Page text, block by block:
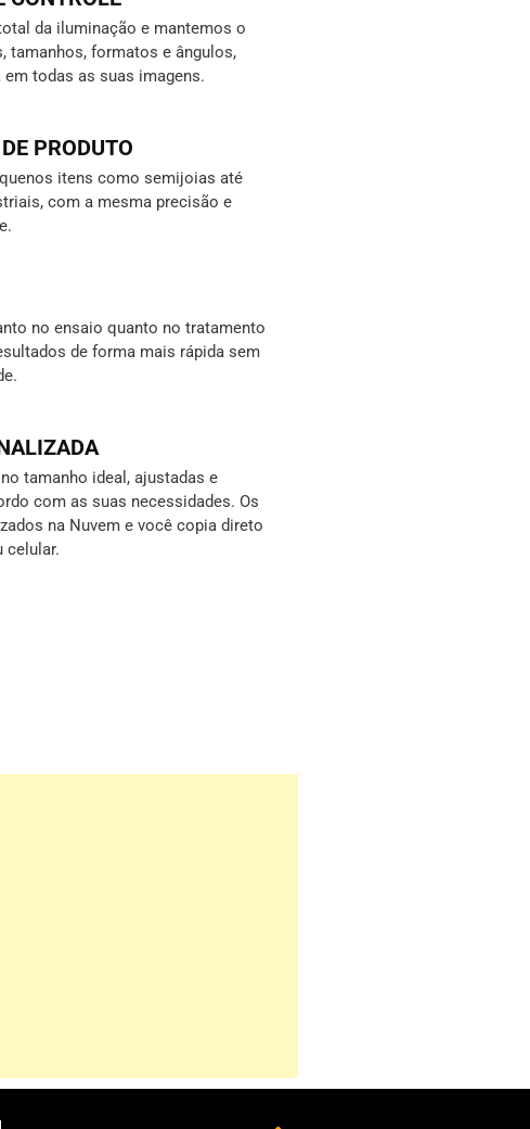
da iluminação e mantemos o
tamanhos, formatos e ângulos,
todas as suas imagens.
PRODUTO
itens como semijoias até
com a mesma precisão e
no ensaio quanto no tratamento
de forma mais rápida sem
tamanho ideal, ajustadas e
com as suas necessidades. Os
na Nuvem e você copia direto
celular.